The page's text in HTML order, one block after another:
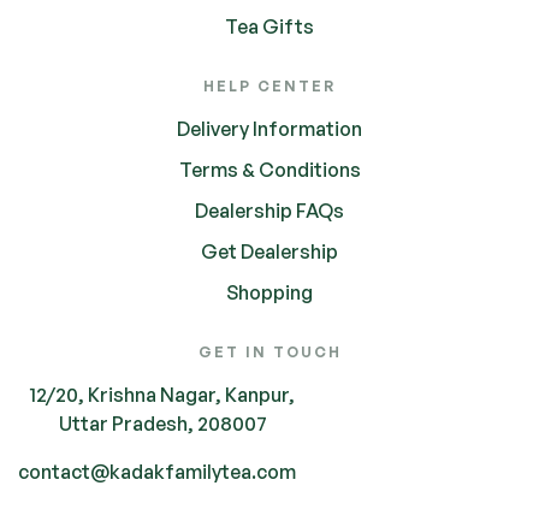
Tea Gifts
HELP CENTER
Delivery Information
Terms & Conditions
Dealership FAQs
Get Dealership
Shopping
GET IN TOUCH
12/20, Krishna Nagar, Kanpur,
Uttar Pradesh, 208007
contact@kadakfamilytea.com